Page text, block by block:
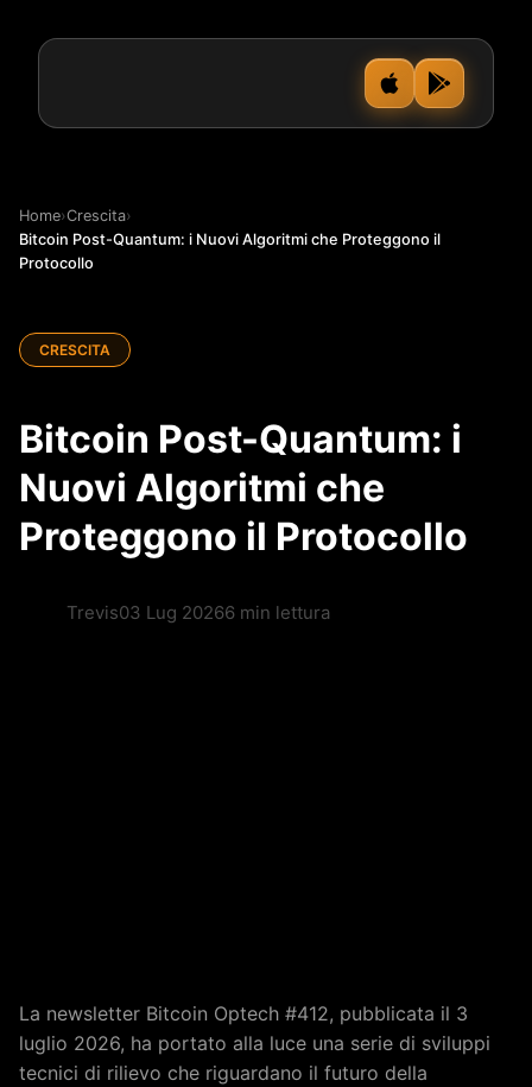
Home›Crescita›
Bitcoin Post-Quantum: i Nuovi Algoritmi che Proteggono il
Protocollo
CRESCITA
Bitcoin Post-Quantum: i
Nuovi Algoritmi che
Proteggono il Protocollo
Trevis03 Lug 20266 min lettura
La newsletter Bitcoin Optech #412, pubblicata il 3
luglio 2026, ha portato alla luce una serie di sviluppi
tecnici di rilievo che riguardano il futuro della